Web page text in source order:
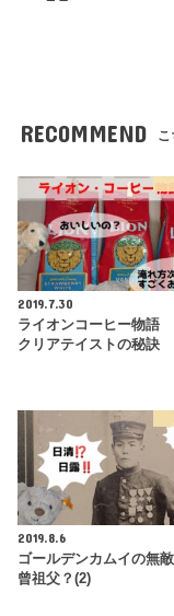
RECOMMEND こ
2019.7.30
ライオンコーヒー物
クリアテイストの秘訣
2019.8.6
ゴールデンカムイの無
曾祖父？(2)